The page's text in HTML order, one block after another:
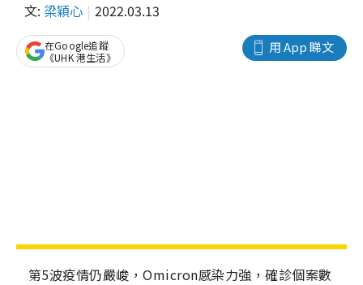
文: 梁穎心 2022.03.13
用 App 睇文
在Google追蹤
《UHK 港生活》
第5波疫情仍嚴峻，Omicron感染力強，確診個案數